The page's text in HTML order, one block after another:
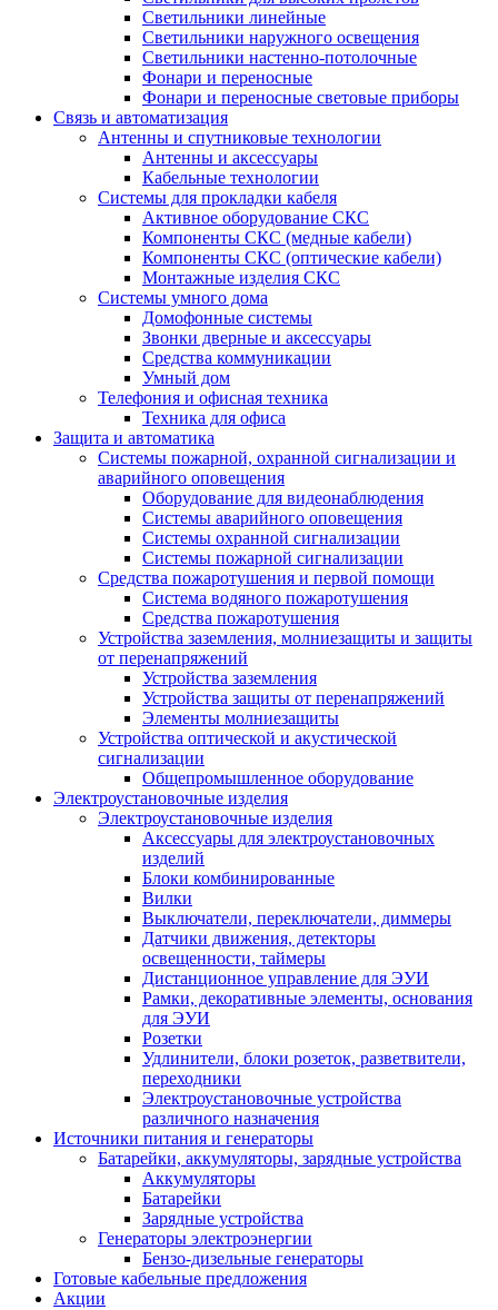
Светильники линейные
Светильники наружного освещения
Светильники настенно-потолочные
Фонари и переносные
Фонари и переносные световые приборы
Связь и автоматизация
Антенны и спутниковые технологии
Антенны и аксессуары
Кабельные технологии
Системы для прокладки кабеля
Активное оборудование СКС
Компоненты СКС (медные кабели)
Компоненты СКС (оптические кабели)
Монтажные изделия СКС
Системы умного дома
Домофонные системы
Звонки дверные и аксессуары
Средства коммуникации
Умный дом
Телефония и офисная техника
Техника для офиса
Защита и автоматика
Системы пожарной, охранной сигнализации и
аварийного оповещения
Оборудование для видеонаблюдения
Системы аварийного оповещения
Системы охранной сигнализации
Системы пожарной сигнализации
Средства пожаротушения и первой помощи
Система водяного пожаротушения
Средства пожаротушения
Устройства заземления, молниезащиты и защиты
от перенапряжений
Устройства заземления
Устройства защиты от перенапряжений
Элементы молниезащиты
Устройства оптической и акустической
сигнализации
Общепромышленное оборудование
Электроустановочные изделия
Электроустановочные изделия
Аксессуары для электроустановочных
изделий
Блоки комбинированные
Вилки
Выключатели, переключатели, диммеры
Датчики движения, детекторы
освещенности, таймеры
Дистанционное управление для ЭУИ
Рамки, декоративные элементы, основания
для ЭУИ
Розетки
Удлинители, блоки розеток, разветвители,
переходники
Электроустановочные устройства
различного назначения
Источники питания и генераторы
Батарейки, аккумуляторы, зарядные устройства
Аккумуляторы
Батарейки
Зарядные устройства
Генераторы электроэнергии
Бензо-дизельные генераторы
Готовые кабельные предложения
Акции